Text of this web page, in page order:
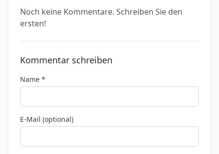
Noch keine Kommentare. Schreiben Sie den
ersten!
Kommentar schreiben
Name *
E-Mail (optional)